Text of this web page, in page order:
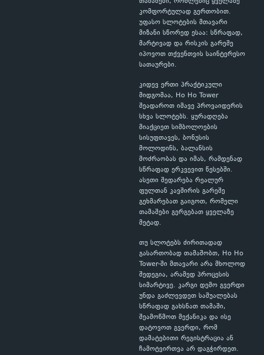
კომფორტულად გერთობით.
უფასო სლოტების მთავარი
მიზანი სწორედ ესაა: სწრაფად,
მარტივად და რისკის გარეშე
იპოვოთ თქვენთვის საინტერესო
სათაურები.
კიდევ ერთი პრაქტიკული
მიდგომაა, Ho Ho Tower
შეადაროთ იმავე პროვაიდერის
სხვა სლოტებს. ყურადღება
მიაქციეთ სიმბოლოების
სისუფთავეს, ბონუსის
მოლოდინს, ბალანსის
მოძრაობას და იმას, რამდენად
სწრაფად ერკვევით წესებში.
ასეთი შედარება რეალურ
ფულთან კავშირის გარეშე
გეხმარებათ გაიგოთ, რომელი
თამაშები გერგებათ ყველაზე
მეტად.
თუ სლოტებს ძირითადად
გასართობად თამაშობთ, Ho Ho
Tower-ში მთავარი არა მხოლოდ
შედეგია, არამედ პროცესის
სიმარტივე. კარგი დემო გვერდი
უნდა გაძლევდეთ საშუალებას
სწრაფად გახსნათ თამაში,
შეამოწმოთ მექანიკა და ისე
დატოვოთ გვერდი, რომ
დამატებითი რეგისტრაცია ან
ჩამოტვირთვა არ დაგჭირდეთ.